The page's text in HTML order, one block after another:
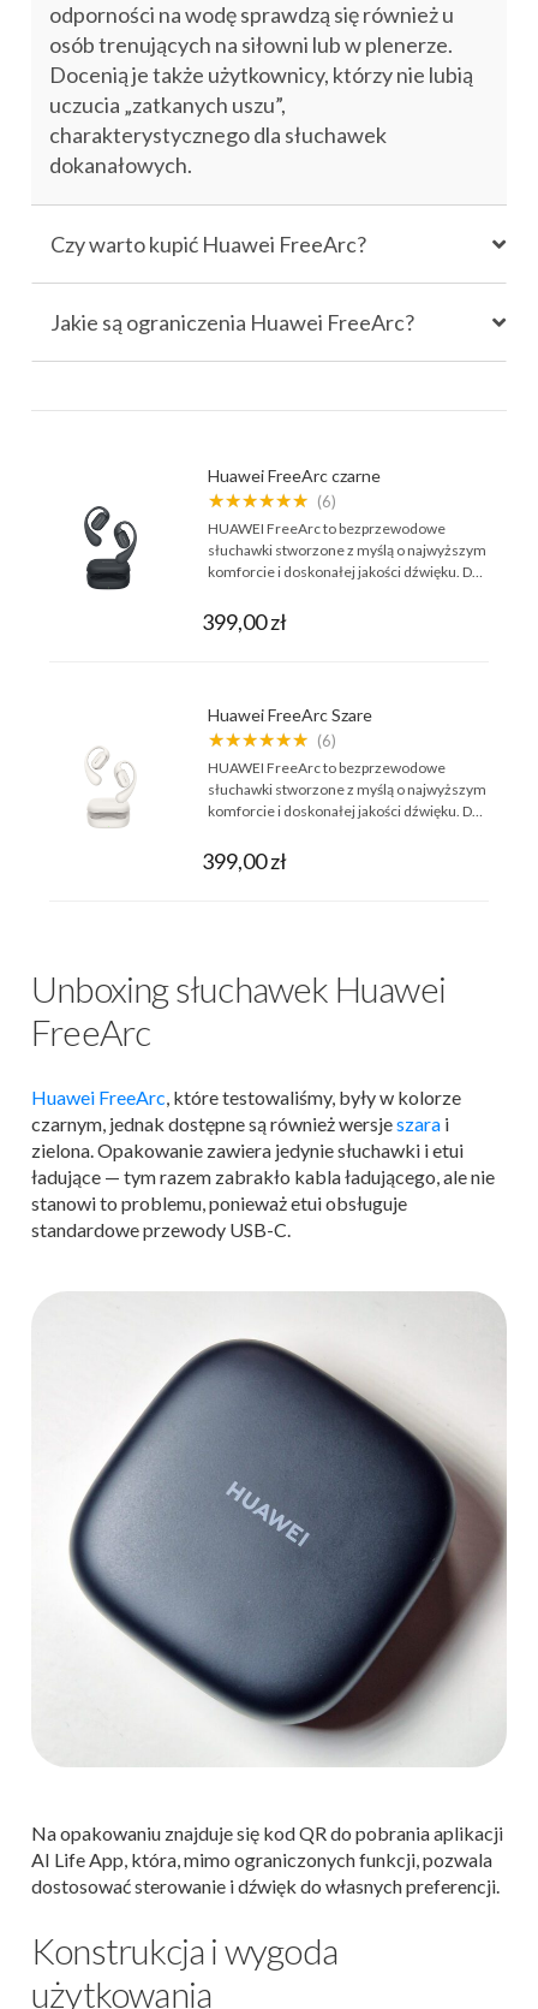
odporności na wodę sprawdzą się również u
osób trenujących na siłowni lub w plenerze.
Docenią je także użytkownicy, którzy nie lubią
uczucia „zatkanych uszu”,
charakterystycznego dla słuchawek
dokanałowych.
Czy warto kupić Huawei FreeArc?
Jakie są ograniczenia Huawei FreeArc?
Huawei FreeArc czarne
★★★★★★ (6)
HUAWEI FreeArc to bezprzewodowe
słuchawki stworzone z myślą o najwyższym
komforcie i doskonałej jakości dźwięku. D…
399,00 zł
Huawei FreeArc Szare
★★★★★★ (6)
HUAWEI FreeArc to bezprzewodowe
słuchawki stworzone z myślą o najwyższym
komforcie i doskonałej jakości dźwięku. D…
399,00 zł
Unboxing słuchawek Huawei
FreeArc
Huawei FreeArc, które testowaliśmy, były w kolorze
czarnym, jednak dostępne są również wersjeszara i
zielona. Opakowanie zawiera jedynie słuchawki i etui
ładujące — tym razem zabrakło kabla ładującego, ale nie
stanowi to problemu, ponieważ etui obsługuje
standardowe przewody USB-C.
Na opakowaniu znajduje się kod QR do pobrania aplikacji
AI Life App, która, mimo ograniczonych funkcji, pozwala
dostosować sterowanie i dźwięk do własnych preferencji.
Konstrukcja i wygoda
użytkowania